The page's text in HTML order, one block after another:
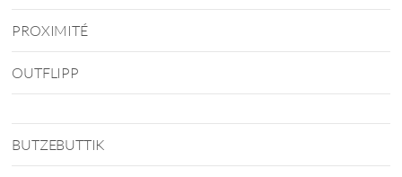
PROXIMITÉ
OUTFLIPP
BUTZEBUTTIK